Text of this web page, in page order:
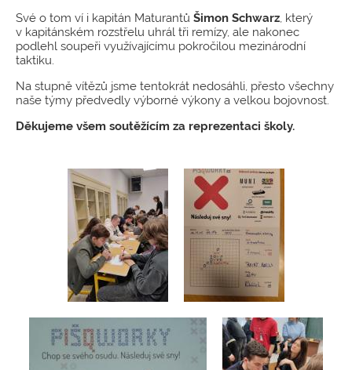
Své o tom ví i kapitán Maturantů Šimon Schwarz, který
v kapitánském rozstřelu uhrál tři remízy, ale nakonec
podlehl soupeři využívajícímu pokročilou mezinárodní
taktiku.
Na stupně vítězů jsme tentokrát nedosáhli, přesto všechny
naše týmy předvedly výborné výkony a velkou bojovnost.
Děkujeme všem soutěžícím za reprezentaci školy.